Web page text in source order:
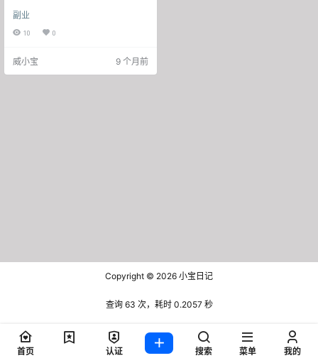
了清空闲置，也在重新定义买卖的
边界。从社区型自由交易到平台主
自由市场业务，聚焦C2B2C模式。
平台将从个人撮合的角色，转为承
副业
10 0
威小宝 9 个月前
Copyright © 2026 小宝日记
查询 63 次，耗时 0.2057 秒
首页 认证 搜索 菜单 我的